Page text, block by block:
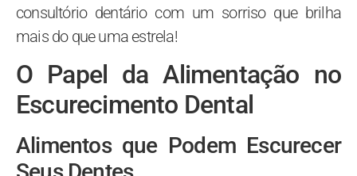
consultório dentário com um sorriso que brilha
mais do que uma estrela!
O Papel da Alimentação no
Escurecimento Dental
Alimentos que Podem Escurecer